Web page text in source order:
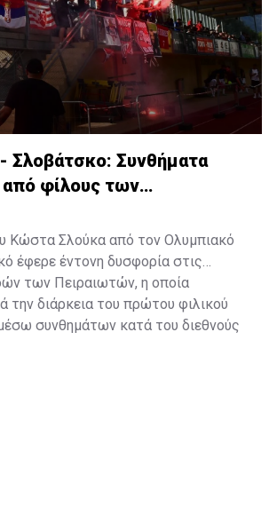
δικές του αποφάσεις. Δεν είμαστε
του χεριού δεν είναι όλα ίδια. Ο
τις καταστάσεις όπως πιστεύει
για την οικογένεια του, για τον
που πιστεύει ότι μπορεί να κάνει.
σίγουρα ο Κώστας για να πάρει αυτή
με την οικογένεια του. Ο
που πραγματικά πιστεύει καλύτερο
Σλοβάτσκο: Συνθήματα
φίλους των
Κώστα Σλούκα από τον Ολυμπιακό
έφερε έντονη δυσφορία στις
των Πειραιωτών, η οποία
την διάρκεια του πρώτου φιλικού
συνθημάτων κατά του διεθνούς